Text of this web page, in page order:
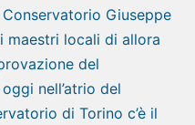
Giuseppe
maestri locali di allora
del
nell’atrio del
di Torino c’è il